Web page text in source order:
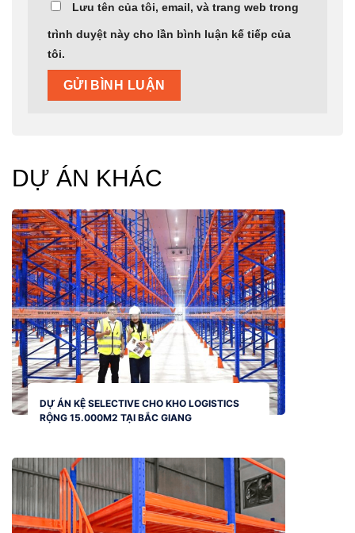
Lưu tên của tôi, email, và trang web trong
trình duyệt này cho lần bình luận kế tiếp của
tôi.
DỰ ÁN KHÁC
DỰ ÁN KỆ SELECTIVE CHO KHO LOGISTICS
RỘNG 15.000M2 TẠI BẮC GIANG